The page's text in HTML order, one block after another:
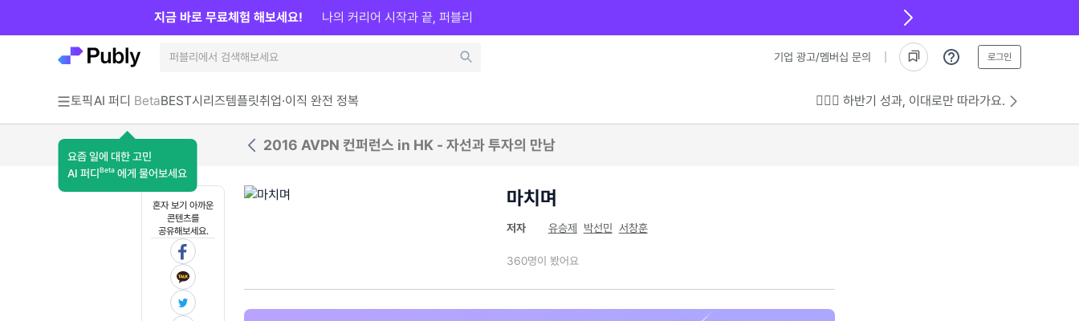
기업 광고/멤버십 문의 로그인
토픽AI 퍼디 Beta
요즘 일에 대한 고민
AI 퍼디 Beta 에게 물어보세요
BEST시리즈템플릿취업·이직 완전 정복 💁🏻‍♂️ 하반기 성과, 이대로만 따라가요.
지금 바로 무료체험 해보세요! 나의 커리어 시작과 끝, 퍼블리
2016 AVPN 컨퍼런스 in HK - 자선과 투자의 만남
혼자 보기 아까운
콘텐츠를
공유해보세요.
마치며
저자 유승제 박선민 서창훈
360명이 봤어요